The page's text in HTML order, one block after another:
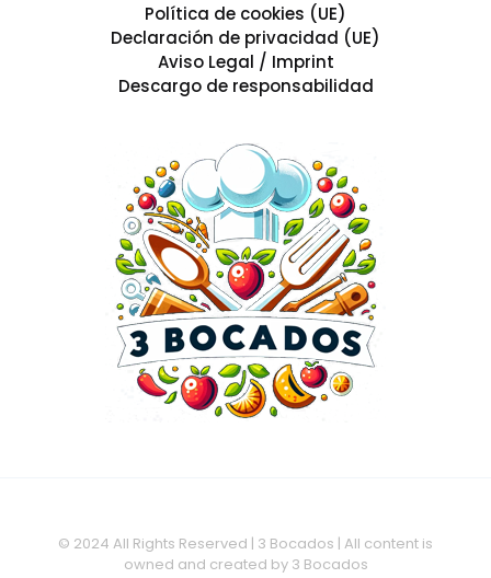
Política de cookies (UE)
Declaración de privacidad (UE)
Aviso Legal / Imprint
Descargo de responsabilidad
© 2024 All Rights Reserved | 3 Bocados | All content is
owned and created by 3 Bocados